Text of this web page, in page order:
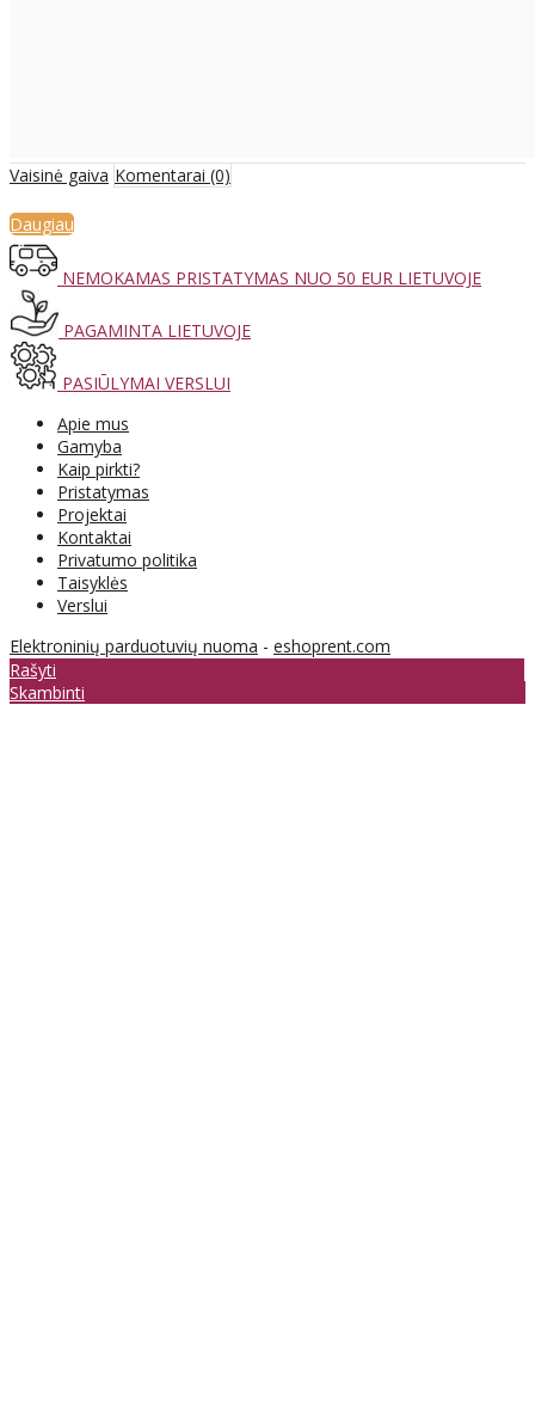
Vaisinė gaiva Komentarai (0)
Daugiau
NEMOKAMAS PRISTATYMAS NUO 50 EUR LIETUVOJE
PAGAMINTA LIETUVOJE
PASIŪLYMAI VERSLUI
Apie mus
Gamyba
Kaip pirkti?
Pristatymas
Projektai
Kontaktai
Privatumo politika
Taisyklės
Verslui
Elektroninių parduotuvių nuoma - eshoprent.com
Rašyti
Skambinti